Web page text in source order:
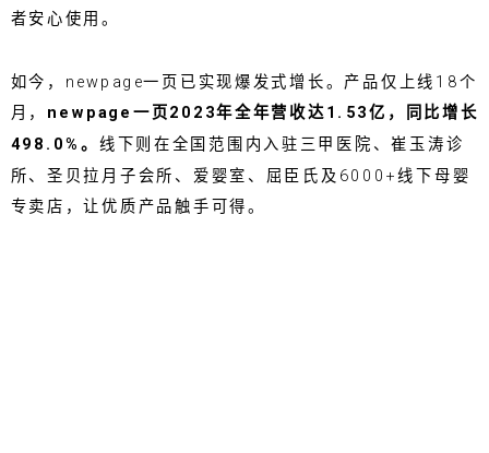
者安心使用。
如今，newpage一页已实现爆发式增长。产品仅上线18个
月， newpage一页2023年全年营收达1.53亿，同比增长
498.0%。 线下则在全国范围内入驻三甲医院、崔玉涛诊
所、圣贝拉月子会所、爱婴室、屈臣氏及6000+线下母婴
专卖店，让优质产品触手可得。